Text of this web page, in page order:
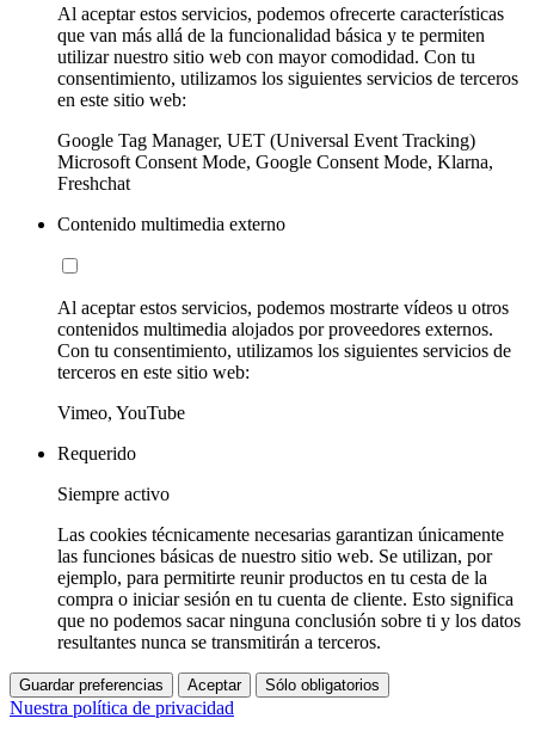
Al aceptar estos servicios, podemos ofrecerte características
que van más allá de la funcionalidad básica y te permiten
utilizar nuestro sitio web con mayor comodidad. Con tu
consentimiento, utilizamos los siguientes servicios de terceros
en este sitio web:
Google Tag Manager, UET (Universal Event Tracking)
Microsoft Consent Mode, Google Consent Mode, Klarna,
Freshchat
Contenido multimedia externo
Al aceptar estos servicios, podemos mostrarte vídeos u otros
contenidos multimedia alojados por proveedores externos.
Con tu consentimiento, utilizamos los siguientes servicios de
terceros en este sitio web:
Vimeo, YouTube
Requerido
Siempre activo
Las cookies técnicamente necesarias garantizan únicamente
las funciones básicas de nuestro sitio web. Se utilizan, por
ejemplo, para permitirte reunir productos en tu cesta de la
compra o iniciar sesión en tu cuenta de cliente. Esto significa
que no podemos sacar ninguna conclusión sobre ti y los datos
resultantes nunca se transmitirán a terceros.
Guardar preferencias Aceptar Sólo obligatorios
Nuestra política de privacidad